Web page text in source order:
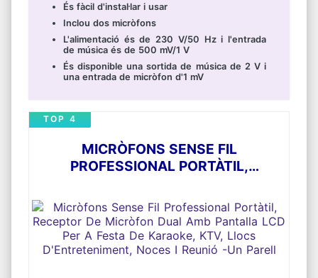
És fàcil d'instal·lar i usar
Inclou dos micròfons
L'alimentació és de 230 V/50 Hz i l'entrada
de música és de 500 mV/1 V
És disponible una sortida de música de 2 V i
una entrada de micròfon d'1 mV
MICRÒFONS SENSE FIL
PROFESSIONAL PORTÀTIL,
AMB PANTALLA LCD PER A FESTA DE
KARAOKE, KTV, LLOCS
D'ENTRETENIMENT, NOCES I REUNIÓ
-UN PARELL
TOP 4